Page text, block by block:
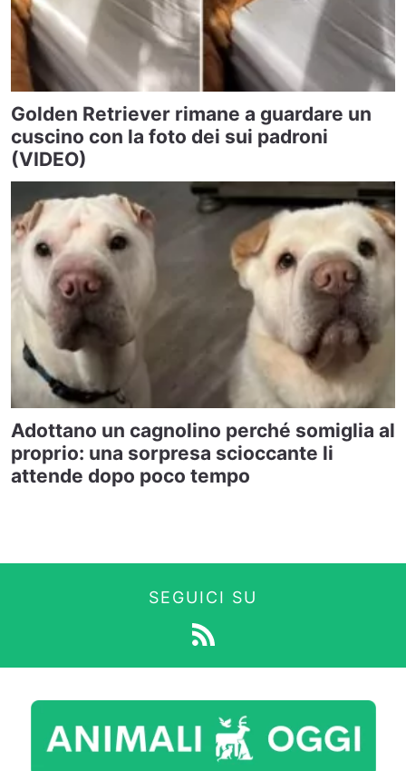
Golden Retriever rimane a guardare un
cuscino con la foto dei sui padroni
(VIDEO)
Adottano un cagnolino perché somiglia al
proprio: una sorpresa scioccante li
attende dopo poco tempo
SEGUICI SU